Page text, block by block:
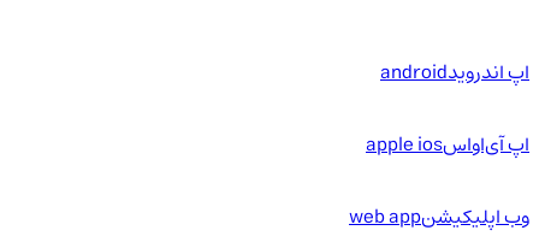
اپ اندرویدandroid
اپ آی‌او‌اسapple ios
وب اپلیکیشنweb app